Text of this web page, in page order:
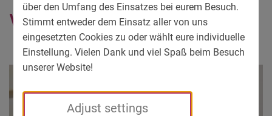
über den Umfang des Einsatzes bei eurem Besuch.
Stimmt entweder dem Einsatz aller von uns
eingesetzten Cookies zu oder wählt eure individuelle
Einstellung. Vielen Dank und viel Spaß beim Besuch
unserer Website!
Adjust settings
Valentina Samus